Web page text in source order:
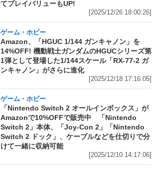
てプレイバリューもUP!
[2025/12/26 18:00:26]
ゲーム・ホビー
Amazon、「HGUC 1/144 ガンキャノン」を
14%OFF! 機動戦士ガンダムのHGUCシリーズ第
1弾として登場した1/144スケール「RX-77-2 ガ
ンキャノン」がさらに進化
[2025/12/18 17:16:05]
ゲーム・ホビー
「Nintendo Switch 2 オールインボックス」が
Amazonで10%OFFで販売中 「Nintendo
Switch 2」本体、「Joy-Con 2」「Nintendo
Switch 2 ドック」、ケーブルなどを仕切りで分
けて一緒に収納可能
[2025/12/10 14:17:06]